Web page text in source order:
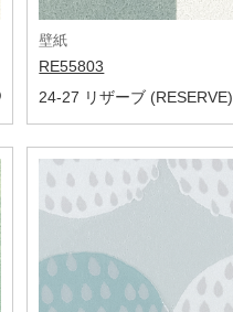
壁紙
RE55803
24-27 リザーブ (RESERVE)